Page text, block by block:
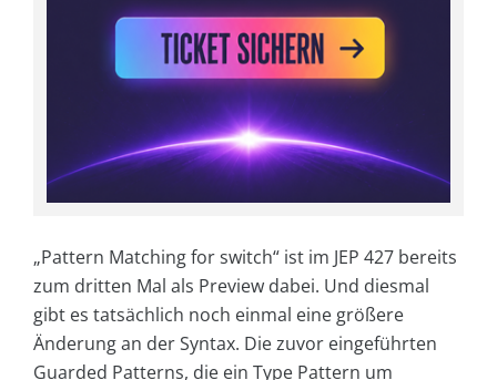
„Pattern Matching for switch“ ist im JEP 427 bereits
zum dritten Mal als Preview dabei. Und diesmal
gibt es tatsächlich noch einmal eine größere
Änderung an der Syntax. Die zuvor eingeführten
Guarded Patterns, die ein Type Pattern um